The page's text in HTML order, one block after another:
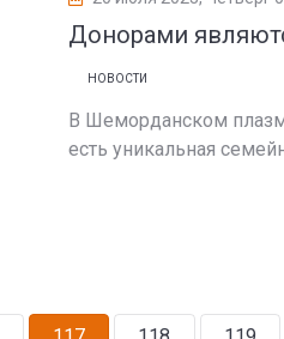
Донорами
НОВОСТИ
В Шеморданском
есть уникальная